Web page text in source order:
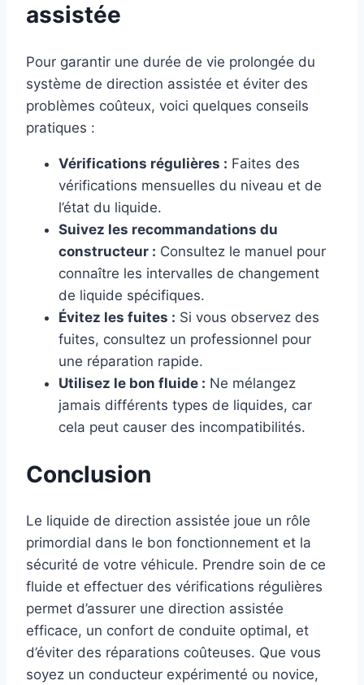
assistée
Pour garantir une durée de vie prolongée du
système de direction assistée et éviter des
problèmes coûteux, voici quelques conseils
pratiques :
Vérifications régulières : Faites des
vérifications mensuelles du niveau et de
l’état du liquide.
Suivez les recommandations du
constructeur : Consultez le manuel pour
connaître les intervalles de changement
de liquide spécifiques.
Évitez les fuites : Si vous observez des
fuites, consultez un professionnel pour
une réparation rapide.
Utilisez le bon fluide : Ne mélangez
jamais différents types de liquides, car
cela peut causer des incompatibilités.
Conclusion
Le liquide de direction assistée joue un rôle
primordial dans le bon fonctionnement et la
sécurité de votre véhicule. Prendre soin de ce
fluide et effectuer des vérifications régulières
permet d’assurer une direction assistée
efficace, un confort de conduite optimal, et
d’éviter des réparations coûteuses. Que vous
soyez un conducteur expérimenté ou novice,